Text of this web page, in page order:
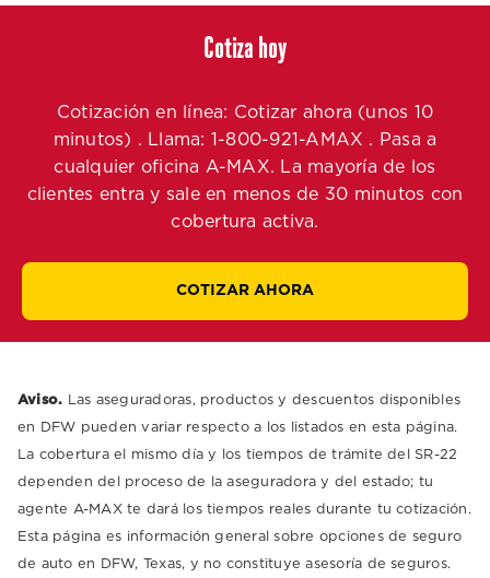
Cotiza hoy
Cotización en línea: Cotizar ahora (unos 10
minutos) . Llama: 1-800-921-AMAX . Pasa a
cualquier oficina A-MAX. La mayoría de los
clientes entra y sale en menos de 30 minutos con
cobertura activa.
COTIZAR AHORA
Aviso. Las aseguradoras, productos y descuentos disponibles
en DFW pueden variar respecto a los listados en esta página.
La cobertura el mismo día y los tiempos de trámite del SR-22
dependen del proceso de la aseguradora y del estado; tu
agente A-MAX te dará los tiempos reales durante tu cotización.
Esta página es información general sobre opciones de seguro
de auto en DFW, Texas, y no constituye asesoría de seguros.